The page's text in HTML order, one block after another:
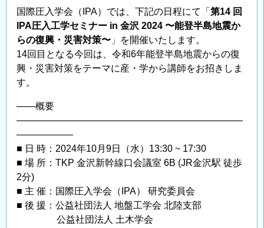
国際圧入学会（IPA）では、下記の日程にて「 第14 回
IPA圧⼊⼯学セミナー in ⾦沢 2024 〜能登半島地震か
らの復興・災害対策〜 」を開催いたします。
14回目となる今回は、令和6年能登半島地震からの復
興・災害対策をテーマに産・学から講師をお招きしま
す。
——概要
————————————————————————
——————
■ 日 時：2024年10月9日（水）13:30 ~ 17:30
■ 場 所：TKP ⾦沢新幹線⼝会議室 6B (JR金沢駅 徒歩
2分)
■ 主 催：国際圧入学会（IPA） 研究委員会
■ 後 援：公益社団法⼈ 地盤⼯学会 北陸⽀部
公益社団法⼈ ⼟⽊学会